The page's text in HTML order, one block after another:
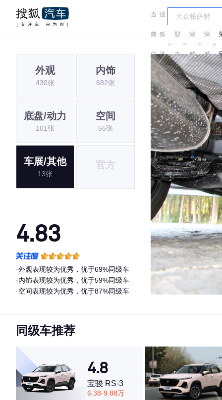
当
前
位
置:
搜
狐
汽
车
＞
车
型
大
全
＞
荣
威
＞
荣
威
＞
外观
430张
内饰
682张
底盘/动力
101张
空间
55张
车展/其他
13张
官方
4.83
·外观表现较为优秀，优于69%同级车
·内饰表现较为优秀，优于59%同级车
·空间表现较为优秀，优于87%同级车
同级车推荐
4.8
宝骏 RS-3
6.38-9.88万